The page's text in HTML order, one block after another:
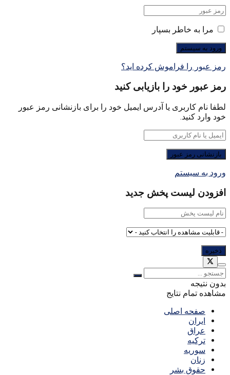
مرا به خاطر بسپار
رمز عبور را فراموش کرده اید؟
رمز عبور خود را بازیابی کنید
لطفا نام کاربری یا آدرس ایمیل خود را برای بازنشانی رمز عبور
خود وارد کنید.
ورود به سیستم
افزودن لیست پخش جدید
بدون نتیجه
مشاهده تمام نتایج
صفحه اصلی
ایران
عراق
ترکیه
سوریه
زنان
حقوق بشر